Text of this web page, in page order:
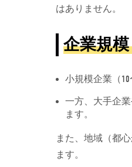
はありません。
企業規
小規模企業（
一方、大手企
ます。
また、地域（都
ます。